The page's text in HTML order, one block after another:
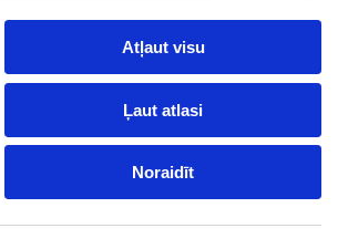
Atļaut visu
Ļaut atlasi
Noraidīt